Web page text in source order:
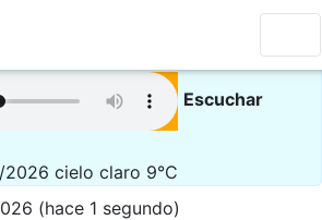
Escuchar
2026 cielo claro 9°C
(hace 1 segundo)